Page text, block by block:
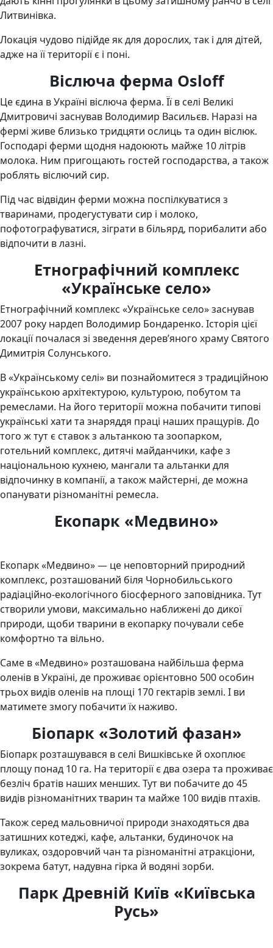
Литвинівка.
Локація чудово підійде як для дорослих, так і для дітей,
адже на її території є і поні.
Віслюча ферма Osloff
Це єдина в Україні віслюча ферма. Її в селі Великі
Дмитровичі заснував Володимир Васильєв. Наразі на
фермі живе близько тридцяти ослиць та один віслюк.
Господарі ферми щодня надоюють майже 10 літрів
молока. Ним пригощають гостей господарства, а також
роблять віслючий сир.
Під час відвідин ферми можна поспілкуватися з
тваринами, продегустувати сир і молоко,
пофотографуватися, зіграти в більярд, порибалити або
відпочити в лазні.
Етнографічний комплекс
«Українське село»
Етнографічний комплекс «Українське село» заснував
2007 року нардеп Володимир Бондаренко. Історія цієї
локації почалася зі зведення дерев’яного храму Святого
Димитрія Солунського.
В «Українському селі» ви познайомитеся з традиційною
українською архітектурою, культурою, побутом та
ремеслами. На його території можна побачити типові
українські хати та знаряддя праці наших пращурів. До
того ж тут є ставок з альтанкою та зоопарком,
готельний комплекс, дитячі майданчики, кафе з
національною кухнею, мангали та альтанки для
відпочинку в компанії, а також майстерні, де можна
опанувати різноманітні ремесла.
Екопарк «Медвино»
Екопарк «Медвино» — це неповторний природний
комплекс, розташований біля Чорнобильського
радіаційно-екологічного біосферного заповідника. Тут
створили умови, максимально наближені до дикої
природи, щоби тварини в екопарку почували себе
комфортно та вільно.
Саме в «Медвино» розташована найбільша ферма
оленів в Україні, де проживає орієнтовно 500 особин
трьох видів оленів на площі 170 гектарів землі. І ви
матимете змогу побачити їх наживо.
Біопарк «Золотий фазан»
Біопарк розташувався в селі Вишківське й охоплює
площу понад 10 га. На території є два озера та проживає
безліч братів наших менших. Тут ви побачите до 45
видів різноманітних тварин та майже 100 видів птахів.
Також серед мальовничої природи знаходяться два
затишних котеджі, кафе, альтанки, будиночок на
вуликах, оздоровчий чан та різноманітні атракціони,
зокрема батут, надувна гірка й водяні зорби.
Парк Древній Київ «Київська
Русь»